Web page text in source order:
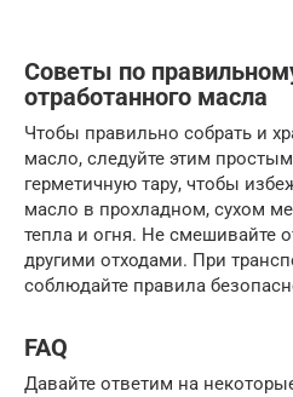
Советы по
отработанного масла
Чтобы правильно собрать и
масло, следуйте этим
герметичную тару, чтобы
масло в прохладном, сухом
тепла и огня. Не смешивайте
другими отходами. При
соблюдайте правила
FAQ
Давайте ответим на